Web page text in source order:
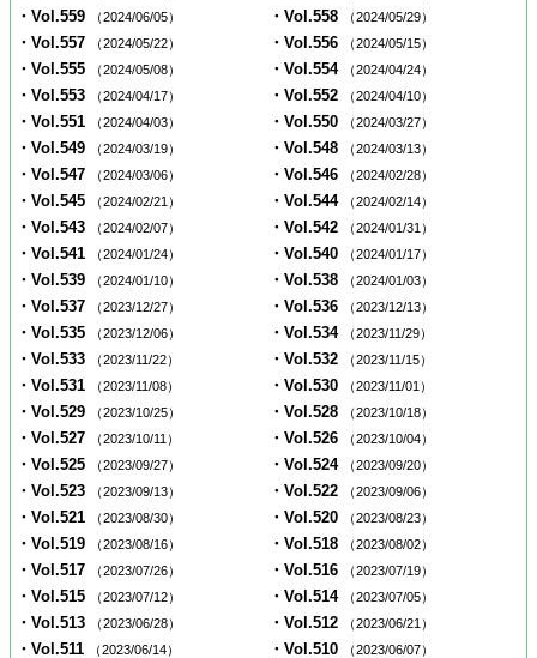
・Vol.559 （2024/06/05） ・Vol.558 （2024/05/29）
・Vol.557 （2024/05/22） ・Vol.556 （2024/05/15）
・Vol.555 （2024/05/08） ・Vol.554 （2024/04/24）
・Vol.553 （2024/04/17） ・Vol.552 （2024/04/10）
・Vol.551 （2024/04/03） ・Vol.550 （2024/03/27）
・Vol.549 （2024/03/19） ・Vol.548 （2024/03/13）
・Vol.547 （2024/03/06） ・Vol.546 （2024/02/28）
・Vol.545 （2024/02/21） ・Vol.544 （2024/02/14）
・Vol.543 （2024/02/07） ・Vol.542 （2024/01/31）
・Vol.541 （2024/01/24） ・Vol.540 （2024/01/17）
・Vol.539 （2024/01/10） ・Vol.538 （2024/01/03）
・Vol.537 （2023/12/27） ・Vol.536 （2023/12/13）
・Vol.535 （2023/12/06） ・Vol.534 （2023/11/29）
・Vol.533 （2023/11/22） ・Vol.532 （2023/11/15）
・Vol.531 （2023/11/08） ・Vol.530 （2023/11/01）
・Vol.529 （2023/10/25） ・Vol.528 （2023/10/18）
・Vol.527 （2023/10/11） ・Vol.526 （2023/10/04）
・Vol.525 （2023/09/27） ・Vol.524 （2023/09/20）
・Vol.523 （2023/09/13） ・Vol.522 （2023/09/06）
・Vol.521 （2023/08/30） ・Vol.520 （2023/08/23）
・Vol.519 （2023/08/16） ・Vol.518 （2023/08/02）
・Vol.517 （2023/07/26） ・Vol.516 （2023/07/19）
・Vol.515 （2023/07/12） ・Vol.514 （2023/07/05）
・Vol.513 （2023/06/28） ・Vol.512 （2023/06/21）
・Vol.511 （2023/06/14） ・Vol.510 （2023/06/07）